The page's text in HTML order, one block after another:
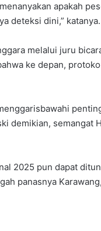
apakah
deteksi dini,” katanya.
melalui juru
ke depan,
demikian, semangat
2025 pun dapat
panasnya